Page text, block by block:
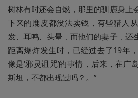
树林有时还会自燃，那里的驯鹿身上
下来的鹿皮都没法卖钱，有些猎人
发、耳鸣、头晕，而他们的妻子，还
距离爆炸发生时，已经过去了19年
像是‘邪灵诅咒’的事情，后来，在广
斯坦，不都出现过吗？。”